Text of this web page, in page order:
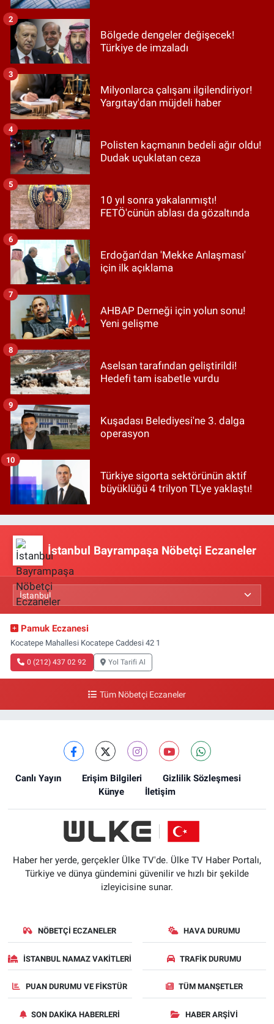
Bölgede dengeler değişecek!
Türkiye de imzaladı
2
Milyonlarca çalışanı ilgilendiriyor!
Yargıtay'dan müjdeli haber
3
Polisten kaçmanın bedeli ağır oldu!
Dudak uçuklatan ceza
4
10 yıl sonra yakalanmıştı!
FETÖ'cünün ablası da gözaltında
5
Erdoğan'dan 'Mekke Anlaşması'
için ilk açıklama
6
AHBAP Derneği için yolun sonu!
Yeni gelişme
7
Aselsan tarafından geliştirildi!
Hedefi tam isabetle vurdu
8
Kuşadası Belediyesi'ne 3. dalga
operasyon
9
Türkiye sigorta sektörünün aktif
büyüklüğü 4 trilyon TL'ye yaklaştı!
10
İstanbul Bayrampaşa Nöbetçi Eczaneler
Pamuk Eczanesi
Kocatepe Mahallesi Kocatepe Caddesi 42 1
0 (212) 437 02 92 Yol Tarifi Al
Tüm Nöbetçi Eczaneler
Canlı Yayın Erişim Bilgileri
Gizlilik Sözleşmesi
Künye
İletişim
Haber her yerde, gerçekler Ülke TV'de. Ülke TV Haber Portalı,
Türkiye ve dünya gündemini güvenilir ve hızlı bir şekilde
izleyicisine sunar.
NÖBETÇI ECZANELER HAVA DURUMU
İSTANBUL NAMAZ VAKITLERI TRAFIK DURUMU
PUAN DURUMU VE FIKSTÜR TÜM MANŞETLER
SON DAKIKA HABERLERI HABER ARŞIVI